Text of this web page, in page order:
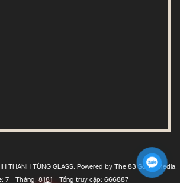
THANH TÙNG GLASS. Powered by The 83 Social Media.
7
Tháng: 8181 Tổng truy cập: 666887